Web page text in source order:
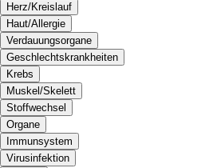
Herz/Kreislauf
Haut/Allergie
Verdauungsorgane
Geschlechtskrankheiten
Krebs
Muskel/Skelett
Stoffwechsel
Organe
Immunsystem
Virusinfektion